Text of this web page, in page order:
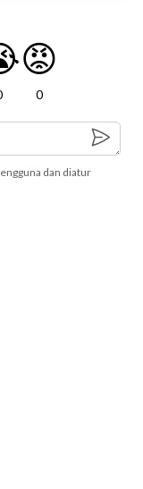
😡
0
dan diatur